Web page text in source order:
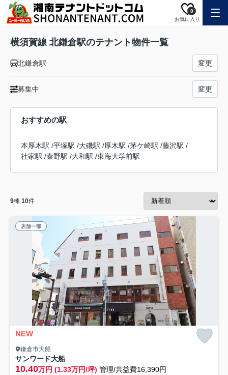
お気に入り
0
横須賀線 北鎌倉駅のテナント物件一覧
北鎌倉駅 変更
募集中 変更
おすすめの駅
本厚木駅 /平塚駅 /大磯駅 /厚木駅 /茅ケ崎駅 /藤沢駅 /
社家駅 /秦野駅 /大和駅 /東海大学前駅
9棟 10件
店舗一部
NEW
鎌倉市大船
サンワード大船
10.40万円 (1.33万円/坪) 管理/共益費16,390円